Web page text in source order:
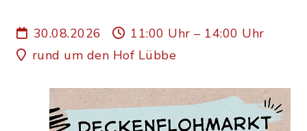
30.08.2026
11:00 Uhr – 14:00 Uhr
rund um den Hof Lübbe